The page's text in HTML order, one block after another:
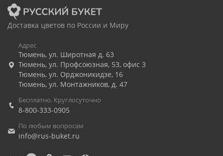
Доставка цветов по России и Миру
Адрес
Тюмень, ул. Широтная д. 63
Тюмень, ул. Профсоюзная, 53, офис 3
Тюмень, ул. Орджоникидзе, 16
Тюмень, ул. Монтажников, д. 47
Бесплатно. Круглосуточно
8-800-333-0905
По любым вопросам
info@rus-buket.ru